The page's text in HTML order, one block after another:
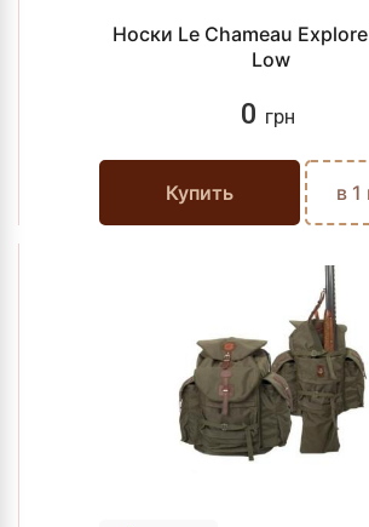
Носки Le Chameau
Low
0 грн
Купить в 1